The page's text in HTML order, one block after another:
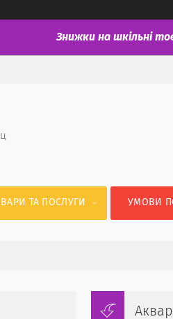
Знижки на шкільні
ТА ПОСЛУГИ УМОВИ